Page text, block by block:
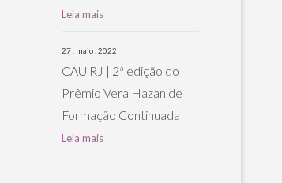
Leia mais
27 . maio . 2022
CAU RJ | 2ª edição do
Prêmio Vera Hazan de
Formação Continuada
Leia mais